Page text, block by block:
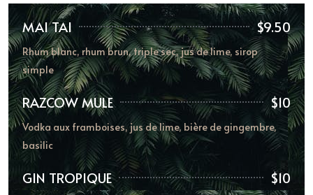
MAI TAI $9.50
Rhum blanc, rhum brun, triple sec, jus de lime, sirop
simple
RAZCOW MULE $10
Vodka aux framboises, jus de lime, bière de gingembre,
basilic
GIN TROPIQUE $10